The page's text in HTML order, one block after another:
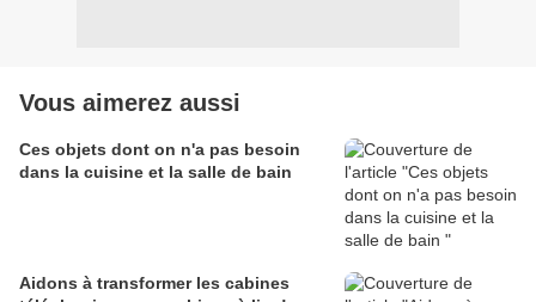
Vous aimerez aussi
Ces objets dont on n'a pas besoin
dans la cuisine et la salle de bain
Aidons à transformer les cabines